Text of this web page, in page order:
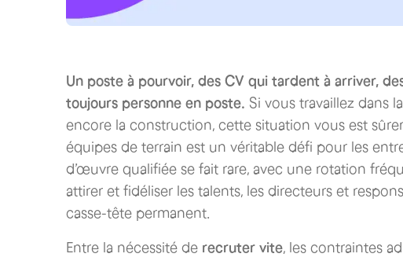
Un poste à pourvoir, des CV qui tardent à arriver,
toujours personne en poste. Si vous travaillez dans
encore la construction, cette situation vous est
équipes de terrain est un véritable défi pour les
d’œuvre qualifiée se fait rare, avec une rotation
attirer et fidéliser les talents, les directeurs et
casse-tête permanent.
Entre la nécessité de recruter vite, les contraintes